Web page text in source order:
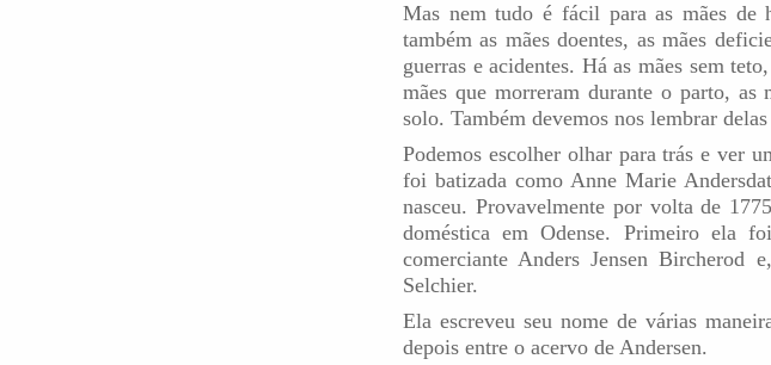
Mas nem tudo é fácil para as mães de
também as mães doentes, as mães
guerras e acidentes. Há as mães sem
mães que morreram durante o parto, as
solo. Também devemos nos lembrar
Podemos escolher olhar para trás e ver
foi batizada como Anne Marie
nasceu. Provavelmente por volta de
doméstica em Odense. Primeiro ela
comerciante Anders Jensen Bircherod
Selchier.
Ela escreveu seu nome de várias
depois entre o acervo de Andersen.